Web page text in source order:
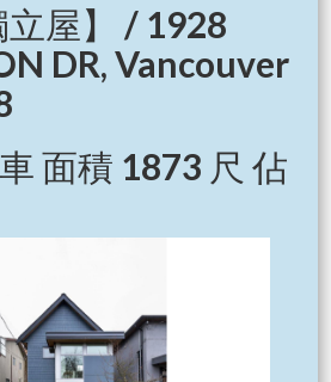
屋】 / 1928
DR, Vancouver
面積 1873 尺 佔